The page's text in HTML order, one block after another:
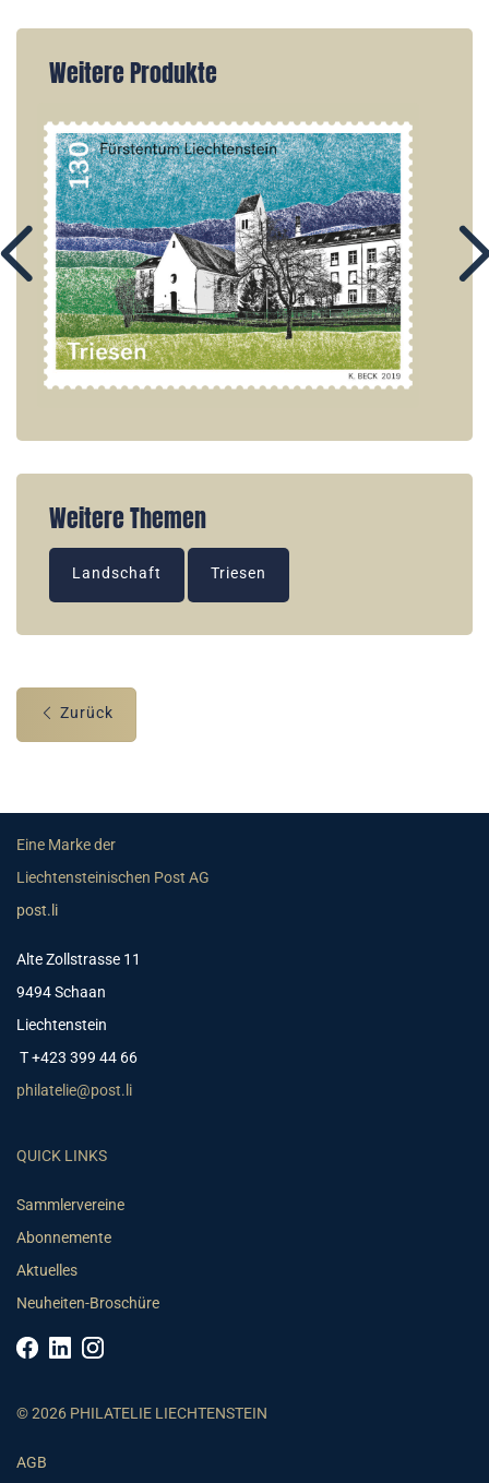
Weitere Produkte
Weitere Themen
Landschaft Triesen
Zurück
Eine Marke der
Liechtensteinischen Post AG
post.li
Alte Zollstrasse 11
9494 Schaan
Liechtenstein
T +423 399 44 66
philatelie@post.li
QUICK LINKS
Sammlervereine
Abonnemente
Aktuelles
Neuheiten-Broschüre
© 2026 PHILATELIE LIECHTENSTEIN
AGB